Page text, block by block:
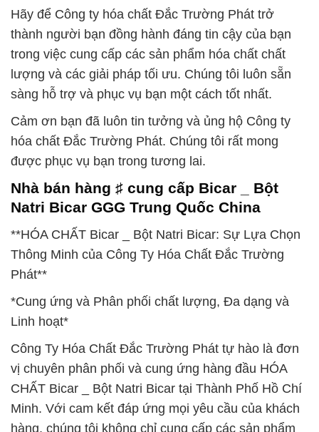
Hãy để Công ty hóa chất Đắc Trường Phát trở
thành người bạn đồng hành đáng tin cậy của bạn
trong việc cung cấp các sản phẩm hóa chất chất
lượng và các giải pháp tối ưu. Chúng tôi luôn sẵn
sàng hỗ trợ và phục vụ bạn một cách tốt nhất.
Cảm ơn bạn đã luôn tin tưởng và ủng hộ Công ty
hóa chất Đắc Trường Phát. Chúng tôi rất mong
được phục vụ bạn trong tương lai.
Nhà bán hàng ♯ cung cấp Bicar _ Bột
Natri Bicar GGG Trung Quốc China
**HÓA CHẤT Bicar _ Bột Natri Bicar: Sự Lựa Chọn
Thông Minh của Công Ty Hóa Chất Đắc Trường
Phát**
*Cung ứng và Phân phối chất lượng, Đa dạng và
Linh hoạt*
Công Ty Hóa Chất Đắc Trường Phát tự hào là đơn
vị chuyên phân phối và cung ứng hàng đầu HÓA
CHẤT Bicar _ Bột Natri Bicar tại Thành Phố Hồ Chí
Minh. Với cam kết đáp ứng mọi yêu cầu của khách
hàng, chúng tôi không chỉ cung cấp các sản phẩm